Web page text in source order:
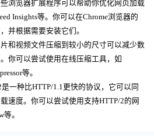
浏览器扩展程序可以帮助你优化网页加载
Insights等。你可以在Chrome浏览器的
并根据需要安装它们。
和视频文件压缩到较小的尺寸可以减少数
你可以尝试使用在线压缩工具，如
等。
一种比HTTP/1.1更快的协议，它可以同
速度。你可以尝试使用支持HTTP/2的网
。